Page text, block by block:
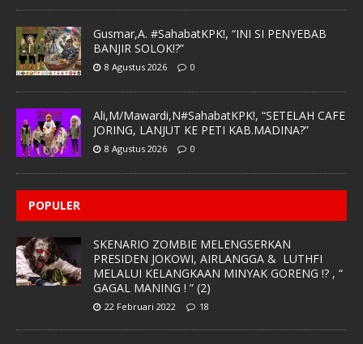
Gusmar,A. #SahabatKPK!, “INI SI PENYEBAB
BANJIR SOLOK!?”
8 Agustus 2026 0
Ali,M/Mawardi,N#SahabatKPK!, “SETELAH CAFE
JORING, LANJUT KE PETI KAB.MADINA?”
8 Agustus 2026 0
POPULER
SKENARIO ZOMBIE MELENGSERKAN
PRESIDEN JOKOWI, AIRLANGGA & LUTHFI
MELALUI KELANGKAAN MINYAK GORENG !? , “
GAGAL MANING ! ” (2)
22 Februari 2022 18